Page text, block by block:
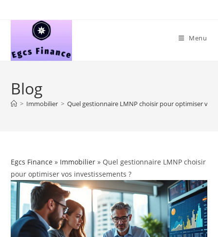
Menu
Blog
> Immobilier > Quel gestionnaire LMNP choisir pour optimiser vos
Egcs Finance » Immobilier » Quel gestionnaire LMNP choisir
pour optimiser vos investissements ?